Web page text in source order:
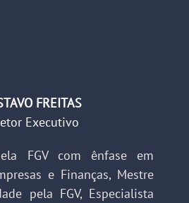
FREITAS
Executivo
FGV com ênfase em
e Finanças, Mestre
pela FGV, Especialista